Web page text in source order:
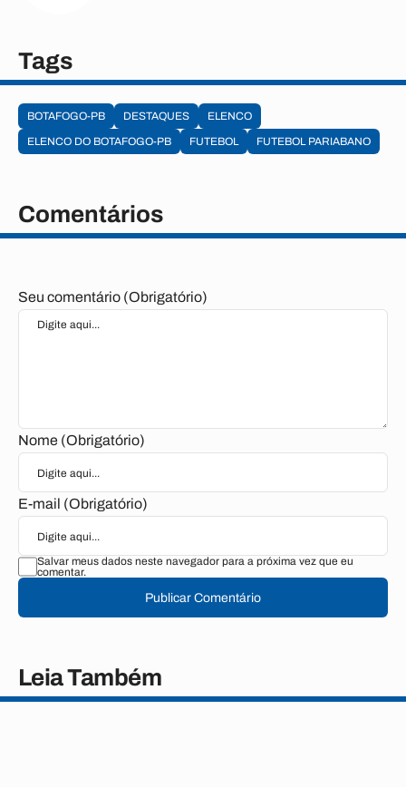
Tags
BOTAFOGO-PB DESTAQUES
ELENCO
ELENCO DO BOTAFOGO-PB
FUTEBOL FUTEBOL PARIABANO
Comentários
Seu comentário (Obrigatório)
Nome (Obrigatório)
E-mail (Obrigatório)
Salvar meus dados neste navegador para a próxima vez que eu
comentar.
Publicar Comentário
Leia Também